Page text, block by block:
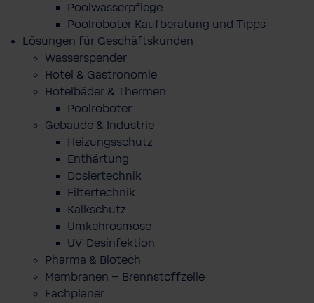
Poolwasserpflege
Poolroboter Kaufberatung und Tipps
Lösungen für Geschäftskunden
Wasserspender
Hotel & Gastronomie
Hotelbäder & Thermen
Poolroboter
Gebäude & Industrie
Heizungsschutz
Enthärtung
Dosiertechnik
Filtertechnik
Kalkschutz
Umkehrosmose
UV-Desinfektion
Pharma & Biotech
Membranen – Brennstoffzelle
Fachplaner